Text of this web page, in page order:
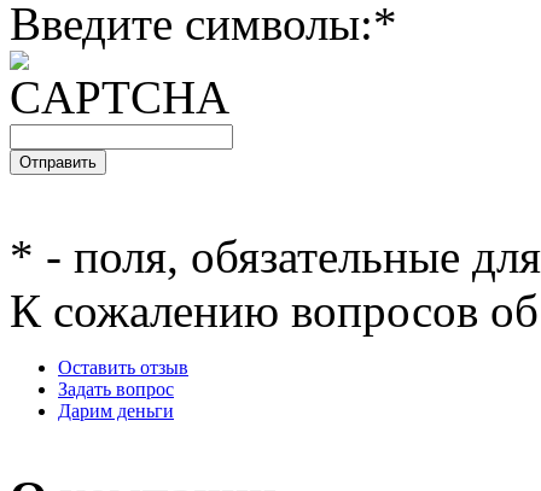
Введите символы:*
* - поля, обязательные
К сожалению вопросов об
Оставить отзыв
Задать вопрос
Дарим деньги